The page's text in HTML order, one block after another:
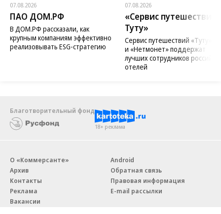
07.08.2026
ПАО ДОМ.РФ
В ДОМ.РФ рассказали, как
крупным компаниям эффективно
реализовывать ESG-стратегию
07.08.2026
«Сервис путешествий
Туту»
Сервис путешествий «Туту»
и «Нетмонет» поддержат
лучших сотрудников
отелей
Благотворительный фонд
18+ реклама
О «Коммерсанте»
Архив
Контакты
Реклама
Вакансии
Android
Обратная связь
Правовая информация
E-mail рассылки